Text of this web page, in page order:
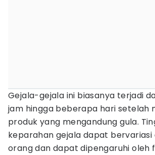
Gejala-gejala ini biasanya terjadi
jam hingga beberapa hari setelah
produk yang mengandung gula.
keparahan gejala dapat bervariasi
orang dan dapat dipengaruhi